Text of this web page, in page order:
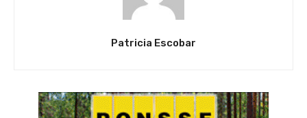
Patricia Escobar